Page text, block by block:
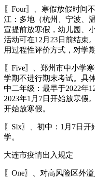
〖Four〗、寒假放假时间
江：多地（杭州、宁波、
宣提前放寒假，幼儿园、
活动可在12月23日前结束
用过程性评价方式，对学
〖Five〗、郑州市中小学
学期不进行期末考试。具
中二年级：最早于2022年
2023年1月7日开始放寒假
开始放寒假。
〖Six〗、初中：1月7日
学。
大连市疫情出入规定
〖One〗、对高风险区外